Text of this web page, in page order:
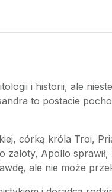
i historii, ale
to postacie
córką króla Troi,
zaloty, Apollo
ale nie może